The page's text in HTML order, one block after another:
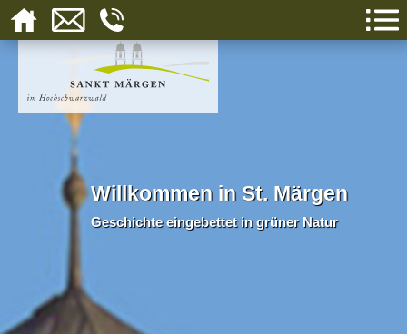
Willkommen in St. Märgen
Geschichte eingebettet in grüner Natur